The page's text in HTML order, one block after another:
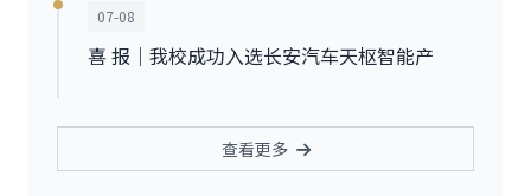
07-08
喜 报｜我校成功入选长安汽车天枢智能产
查看更多